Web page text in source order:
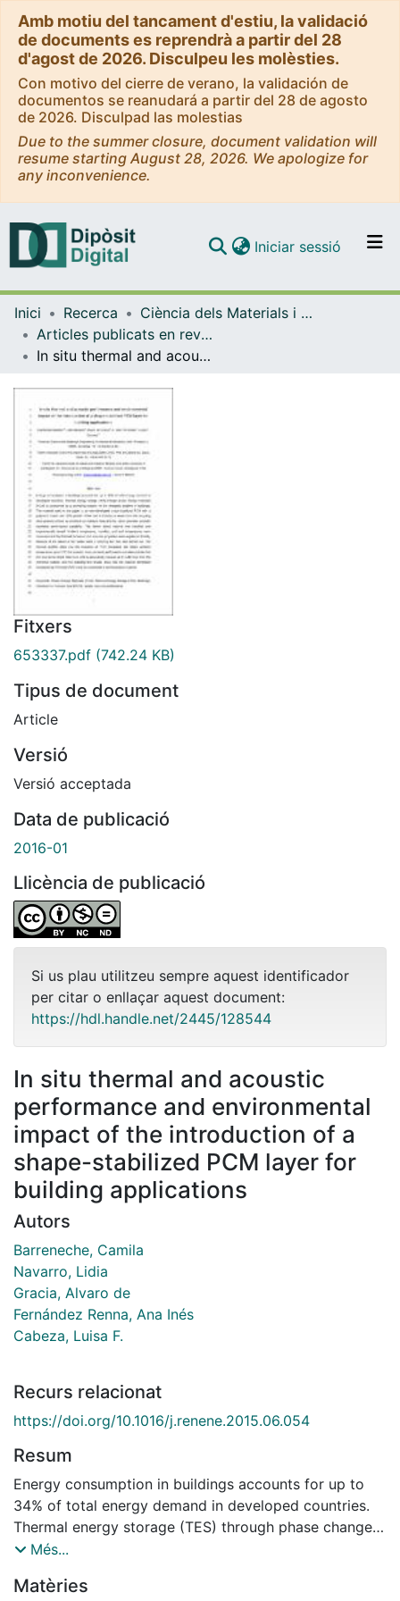
Amb motiu del tancament d'estiu, la validació
de documents es reprendrà a partir del 28
d'agost de 2026. Disculpeu les molèsties.
Con motivo del cierre de verano, la validación de
documentos se reanudará a partir del 28 de agosto
de 2026. Disculpad las molestias
Due to the summer closure, document validation will
resume starting August 28, 2026. We apologize for
any inconvenience.
Navega per tot el DD
Iniciar sessió (current)
Inici Recerca
Ciència dels Materials i Química Física
Articles publicats en revistes (Ciència dels Materials i Química Física)
In situ thermal and acoustic performance and environmental impact of the introduction of a shape-stabilized PCM layer for building applications
Fitxers
653337.pdf (742.24 KB)
Tipus de document
Article
Versió
Versió acceptada
Data de publicació
2016-01
Llicència de publicació
Si us plau utilitzeu sempre aquest identificador
per citar o enllaçar aquest document:
https://hdl.handle.net/2445/128544
In situ thermal and acoustic
performance and environmental
impact of the introduction of a
shape-stabilized PCM layer for
building applications
Autors
Barreneche, Camila
Navarro, Lidia
Gracia, Alvaro de
Fernández Renna, Ana Inés
Cabeza, Luisa F.
Recurs relacionat
https://doi.org/10.1016/j.renene.2015.06.054
Resum
Energy consumption in buildings accounts for up to
34% of total energy demand in developed countries.
Thermal energy storage (TES) through phase change
materials (PCM) is considered as a promising solution
used in this paper is an own-developed shape
Més...
Matèries